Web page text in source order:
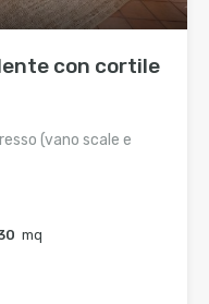
con cortile
(vano scale e
mq